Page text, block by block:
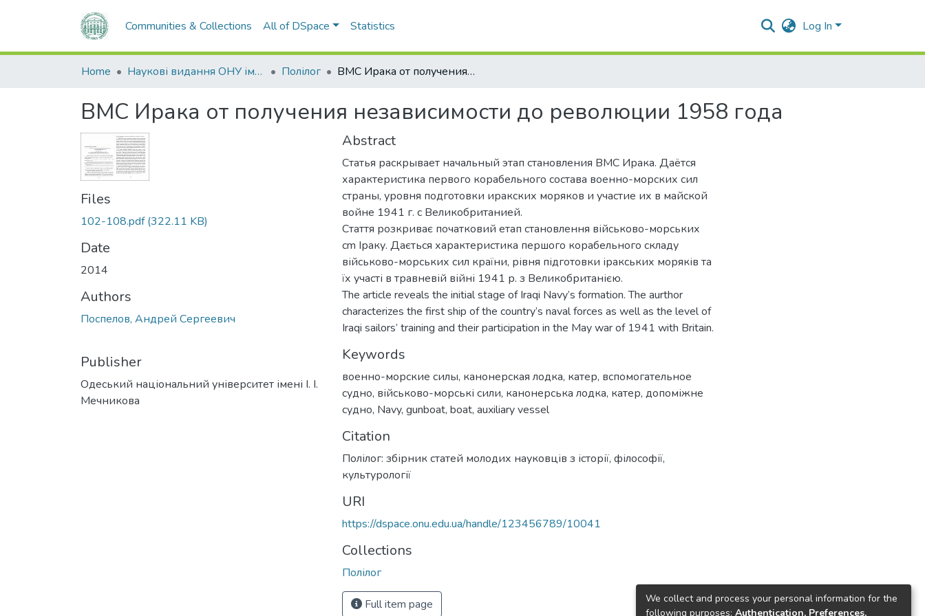
Communities & Collections All of DSpace Statistics Log In
Home Наукові видання ОНУ імені І. І. Мечникова Полілог ВМС Ирака от получения независимости до революции 1958 года
ВМС Ирака от получения независимости до революции 1958 года
Files
102-108.pdf(322.11 KB)
Date
2014
Authors
Поспелов, Андрей Сергеевич
Publisher
Одеський національний університет імені І. І.
Мечникова
Abstract
Статья раскрывает начальный этап становления ВМС Ирака. Даётся
характеристика первого корабельного состава военно-морских сил
страны, уровня подготовки иракских моряков и участие их в майской
войне 1941 г. с Великобританией.
Стаття розкриває початковий етап становлення військово-морських
cm Іраку. Дається характеристика першого корабельного складу
військово-морських сил країни, рівня підготовки іракських моряків та
їх участі в травневій війні 1941 р. з Великобританією.
The article reveals the initial stage of Iraqi Navy’s formation. The aurthor
characterizes the first ship of the country’s naval forces as well as the level of
Iraqi sailors’ training and their participation in the May war of 1941 with Britain.
Keywords
военно-морские силы, канонерская лодка, катер, вспомогательное
судно, військово-морські сили, канонерська лодка, катер, допоміжне
судно, Navy, gunboat, boat, auxiliary vessel
Citation
Полілог: збірник статей молодих науковців з історії, філософії,
культурології
URI
https://dspace.onu.edu.ua/handle/123456789/10041
Collections
Полілог
Full item page
We collect and process your personal information for the
following purposes: Authentication, Preferences,